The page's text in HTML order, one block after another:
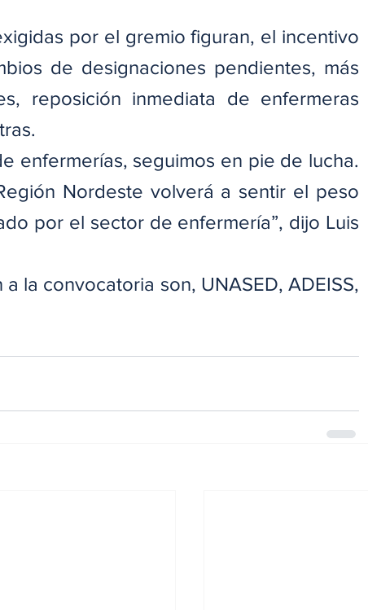
por el gremio figuran, el incentivo
de designaciones pendientes, más
reposición inmediata de enfermeras
enfermerías, seguimos en pie de lucha.
Nordeste volverá a sentir el peso
por el sector de enfermería”, dijo Luis
la convocatoria son, UNASED, ADEISS,